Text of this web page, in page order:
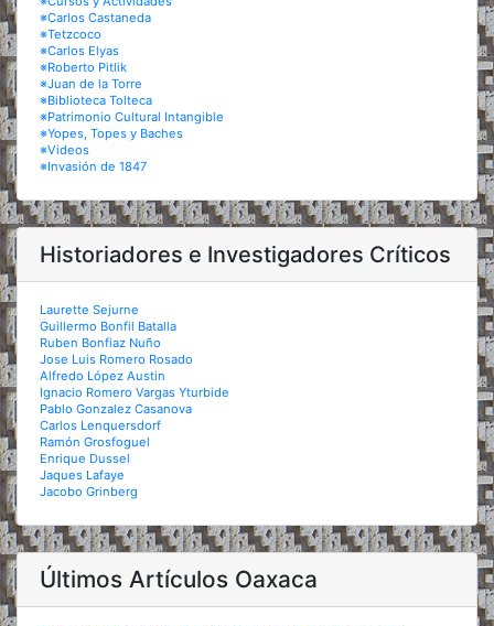
※Carlos Castaneda
※Tetzcoco
※Carlos Elyas
※Roberto Pitlik
※Juan de la Torre
※Biblioteca Tolteca
※Patrimonio Cultural Intangible
※Yopes, Topes y Baches
※Videos
※Invasión de 1847
Historiadores e Investigadores Críticos
Laurette Sejurne
Guillermo Bonfil Batalla
Ruben Bonfiaz Nuño
Jose Luis Romero Rosado
Alfredo López Austin
Ignacio Romero Vargas Yturbide
Pablo Gonzalez Casanova
Carlos Lenquersdorf
Ramón Grosfoguel
Enrique Dussel
Jaques Lafaye
Jacobo Grinberg
Últimos Artículos Oaxaca